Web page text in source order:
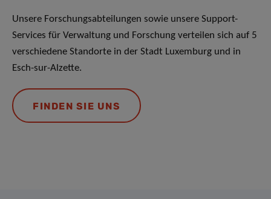
Unsere Forschungsabteilungen sowie unsere Support-
Services für Verwaltung und Forschung verteilen sich auf 5
verschiedene Standorte in der Stadt Luxemburg und in
Esch-sur-Alzette.
FINDEN SIE UNS